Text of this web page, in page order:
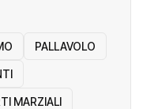
PALLAVOLO
MARZIALI